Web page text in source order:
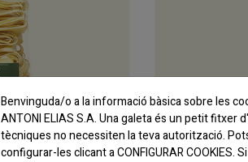
Benvinguda/o a la informació bàsica sobre les
ANTONI ELIAS S.A. Una galeta és un petit
tècniques no necessiten la teva autorització.
configurar-les clicant a CONFIGURAR